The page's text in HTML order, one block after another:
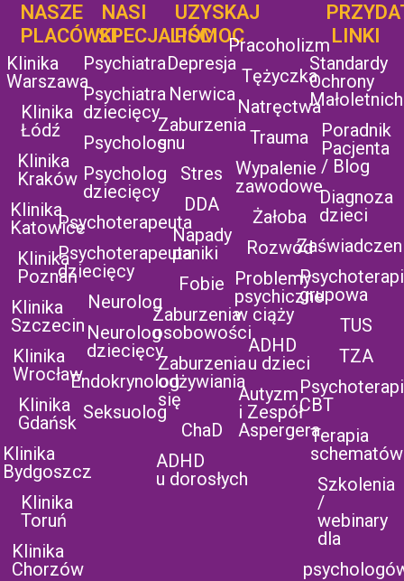
NASZE
PLACÓWKI
Klinika
Warszawa
Klinika
Łódź
Klinika
Kraków
Klinika
Katowice
Klinika
Poznań
Klinika
Szczecin
Klinika
Wrocław
Klinika
Gdańsk
Klinika
Bydgoszcz
Klinika
Toruń
Klinika
Chorzów
NASI
SPECJALIŚCI
Psychiatra
Psychiatra
dziecięcy
Psycholog
Psycholog
dziecięcy
Psychoterapeuta
Psychoterapeuta
dziecięcy
Neurolog
Neurolog
dziecięcy
Endokrynolog
Seksuolog
UZYSKAJ
POMOC
Depresja
Nerwica
Zaburzenia
snu
Stres
DDA
Napady
paniki
Fobie
Zaburzenia
osobowości
Zaburzenia
odżywiania
się
ChaD
ADHD
u dorosłych
UZYSKAJ
POMOC
Pracoholizm
Tężyczka
Natręctwa
Trauma
Wypalenie
zawodowe
Żałoba
Rozwód
Problemy
psychiczne
w ciąży
ADHD
u dzieci
Autyzm
i Zespół
Aspergera
LINKI
Standardy
Ochrony
Małoletnich
Poradnik
Pacjenta
/ Blog
Diagnoza
dzieci
grupowa
TUS
TZA
CBT
Terapia
schematów
Szkolenia
/
webinary
dla